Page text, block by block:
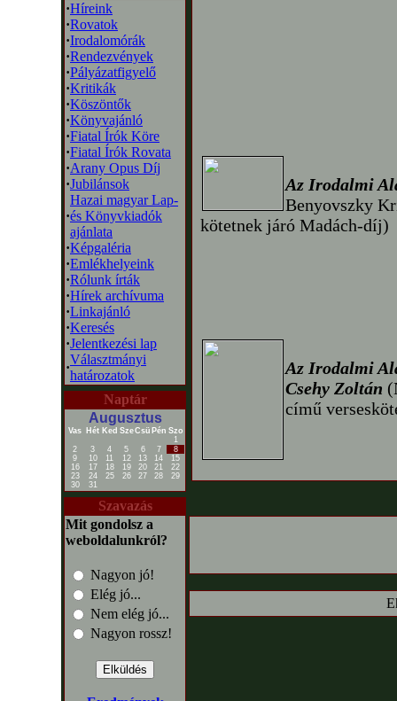
·Híreink
·Rovatok
·Irodalomórák
·Rendezvények
·Pályázatfigyelő
·Kritikák
·Köszöntők
·Könyvajánló
·Fiatal Írók Köre
·Fiatal Írók Rovata
·Arany Opus Díj
·Jubilánsok
·
Hazai magyar Lap-
és Könyvkiadók
ajánlata
·Képgaléria
·Emlékhelyeink
·Rólunk írták
·Hírek archívuma
·Linkajánló
·Keresés
·Jelentkezési lap
·
Választmányi
határozatok
Naptár
Augusztus
Vas Hét Ked SzeCsü Pén Szo
1
2
3 4 5 6 7
8
9
10 11 12 13 14
15
16
17 18 19 20 21
22
23
24 25 26 27 28
29
30
31
Szavazás
Mit gondolsz a
weboldalunkról?
Nagyon jó!
Elég jó...
Nem elég jó...
Nagyon rossz!
Az Irodalmi
Benyovszky
kötetnek járó Madách-díj)
Az Irodalmi
Csehy Zoltán
című